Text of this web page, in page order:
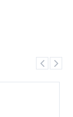
Previous
Next